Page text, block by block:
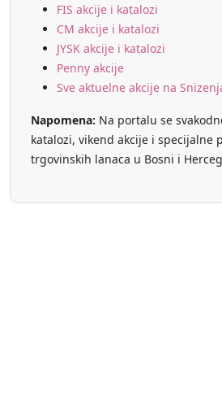
FIS akcije i katalozi
CM akcije i katalozi
JYSK akcije i katalozi
Penny akcije
Sve aktuelne akcije na
Napomena: Na portalu se
katalozi, vikend akcije i specijalne
trgovinskih lanaca u Bosni i